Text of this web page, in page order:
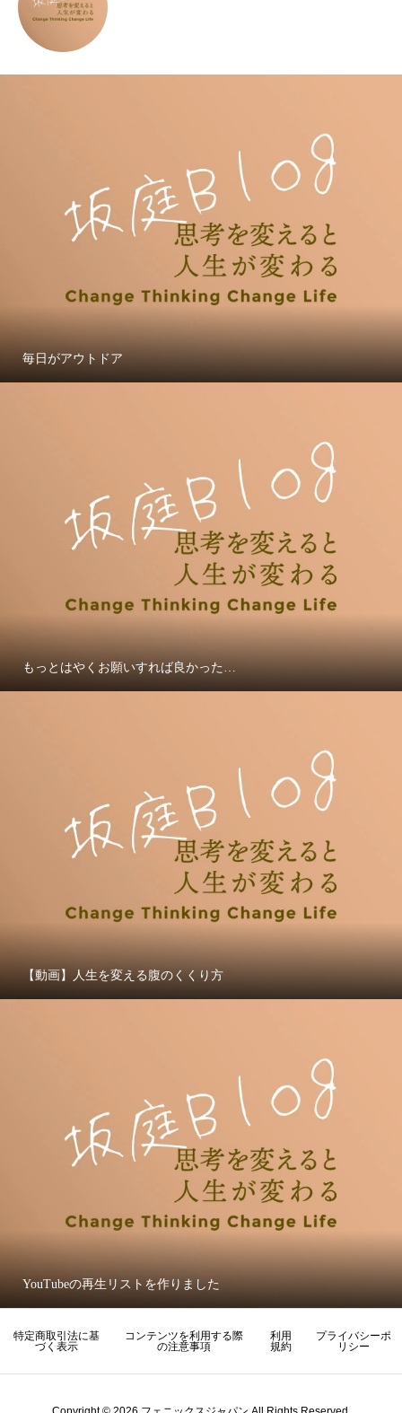
毎日がアウトドア
もっとはやくお願いすれば良かった…
【動画】人生を変える腹のくくり方
YouTubeの再生リストを作りました
特定商取引法に基
づく表示
コンテンツを利用する際
の注意事項
利用
規約
プライバシーポ
リシー